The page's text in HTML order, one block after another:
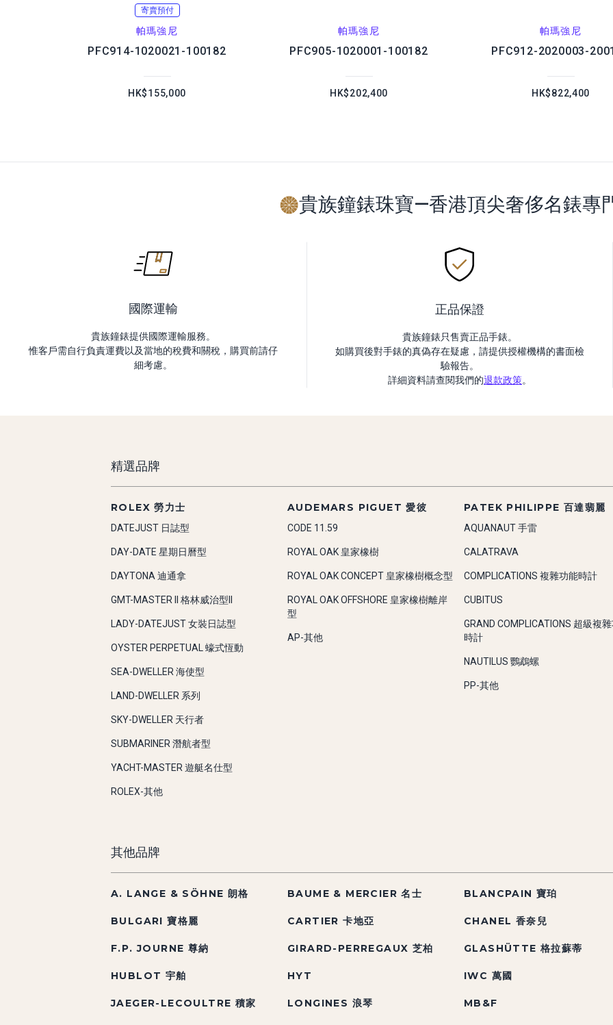
寄賣預付
帕瑪強尼
PFC914-1020021-100182
HK$155,000
帕瑪強尼
PFC905-1020001-100182
HK$202,400
帕瑪強尼
PFC912-2020003-
HK$822,400
貴族鐘錶珠寶—香港頂尖奢侈名錶專
國際運輸
貴族鐘錶提供國際運輸服務。
惟客戶需自行負責運費以及當地的稅費和關稅，購買前請仔
細考慮。
正品保證
貴族鐘錶只售賣正品手錶。
如購買後對手錶的真偽存在疑慮，請提供授權機構的書面檢
驗報告。
詳細資料請查閱我們的退款政策。
精選品牌
ROLEX 勞力士
DATEJUST 日誌型
DAY-DATE 星期日曆型
DAYTONA 迪通拿
GMT-MASTER II 格林威治型II
LADY-DATEJUST 女裝日誌型
OYSTER PERPETUAL 蠔式恆動
SEA-DWELLER 海使型
LAND-DWELLER 系列
SKY-DWELLER 天行者
SUBMARINER 潛航者型
YACHT-MASTER 遊艇名仕型
ROLEX-其他
AUDEMARS PIGUET 愛彼
CODE 11.59
ROYAL OAK 皇家橡樹
ROYAL OAK CONCEPT 皇家橡樹概念型
ROYAL OAK OFFSHORE 皇家橡樹離岸
型
AP-其他
PATEK PHILIPPE 百達翡麗
AQUANAUT 手雷
CALATRAVA
COMPLICATIONS 複雜功能時計
CUBITUS
GRAND COMPLICATIONS 超級複
時計
NAUTILUS 鸚鵡螺
PP-其他
其他品牌
A. LANGE & SÖHNE 朗格 BAUME & MERCIER 名士 BLANCPAIN 寶珀
BULGARI 寶格麗 CARTIER 卡地亞 CHANEL 香奈兒
F.P. JOURNE 尊納 GIRARD-PERREGAUX 芝柏 GLASHÜTTE 格拉蘇蒂
HUBLOT 宇舶 HYT IWC 萬國
JAEGER-LECOULTRE 積家 LONGINES 浪琴 MB&F